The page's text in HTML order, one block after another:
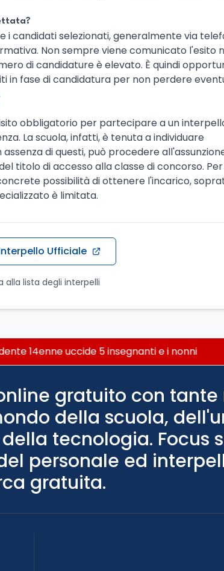
candidati selezionati, generalmente via
Non sempre viene comunicato l'esito
di candidature è elevato. È quindi
fase di candidatura per non perdere
obbligatorio per partecipare a un
La scuola, infatti, è tenuta a individuare
di questi, può procedere
titolo di accesso alla classe di concorso.
possibilità di ottenere l'incarico,
è limitata.
Ufficiale
alla lista degli interpelli
14enne uccide 5 insegnanti e i nonni
gratuito con tante
della scuola,
tecnologia. Focus
personale ed
gratuita.